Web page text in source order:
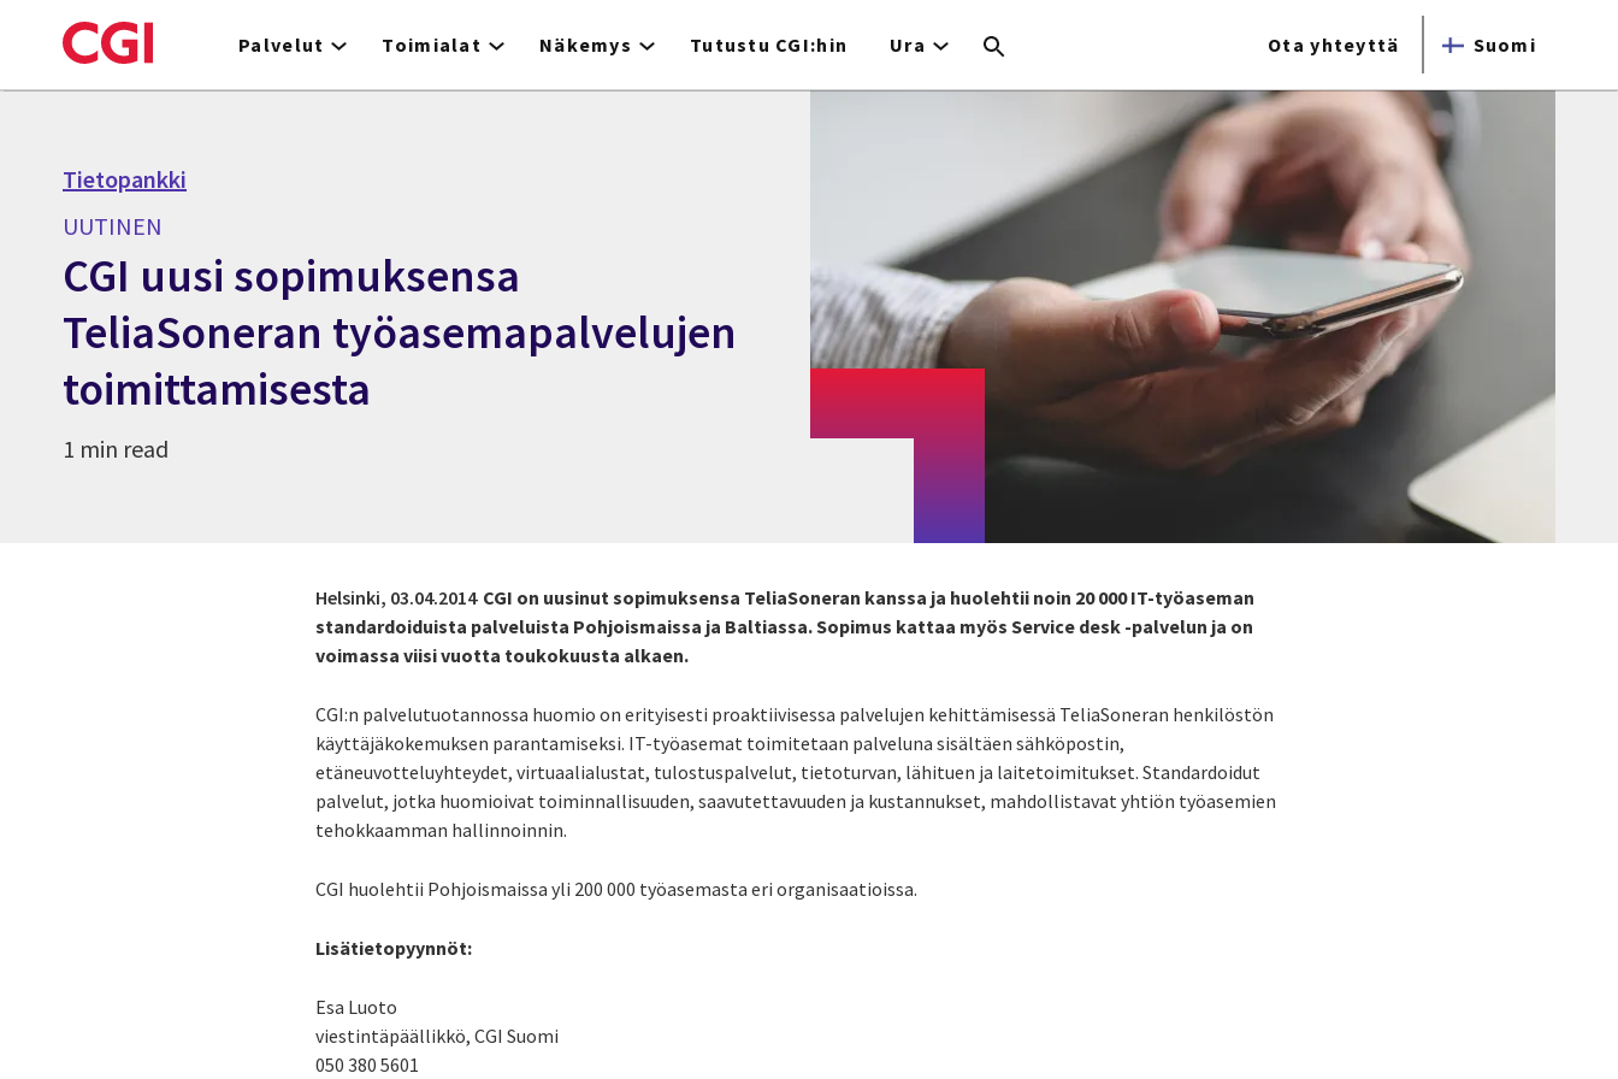
to
Palvelut Toimialat Näkemys Tutustu CGI:hin Ura Ota yhteyttä Suomi
Tietopankki
UUTINEN
CGI uusi sopimuksensa
TeliaSoneran työasemapalvelujen
toimittamisesta
1 min read
Helsinki, 03.04.2014 CGI on uusinut sopimuksensa TeliaSoneran kanssa ja huolehtii noin 20 000 IT-työaseman
standardoiduista palveluista Pohjoismaissa ja Baltiassa. Sopimus kattaa myös Service desk -palvelun ja on
voimassa viisi vuotta toukokuusta alkaen.
CGI:n palvelutuotannossa huomio on erityisesti proaktiivisessa palvelujen kehittämisessä TeliaSoneran henkilöstön
käyttäjäkokemuksen parantamiseksi. IT-työasemat toimitetaan palveluna sisältäen sähköpostin,
etäneuvotteluyhteydet, virtuaalialustat, tulostuspalvelut, tietoturvan, lähituen ja laitetoimitukset. Standardoidut
palvelut, jotka huomioivat toiminnallisuuden, saavutettavuuden ja kustannukset, mahdollistavat yhtiön työasemien
tehokkaamman hallinnoinnin.
CGI huolehtii Pohjoismaissa yli 200 000 työasemasta eri organisaatioissa.
Lisätietopyynnöt:
Esa Luoto
viestintäpäällikkö, CGI Suomi
050 380 5601